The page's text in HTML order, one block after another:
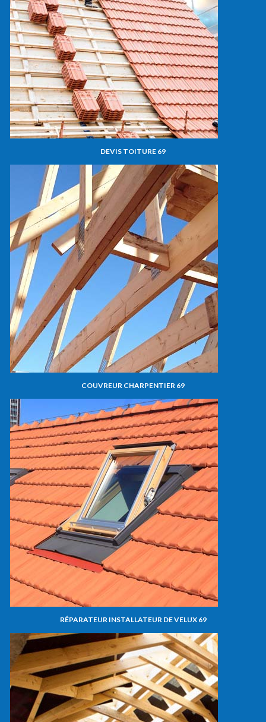
DEVIS TOITURE 69
COUVREUR CHARPENTIER 69
RÉPARATEUR INSTALLATEUR DE VELUX 69